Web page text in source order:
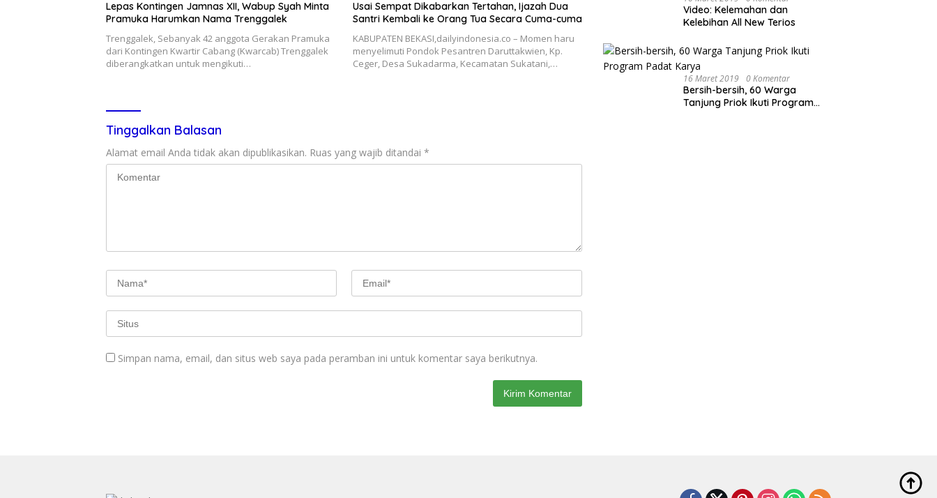
Lepas Kontingen Jamnas XII, Wabup Syah Minta
Pramuka Harumkan Nama Trenggalek
Trenggalek, Sebanyak 42 anggota Gerakan Pramuka
dari Kontingen Kwartir Cabang (Kwarcab) Trenggalek
diberangkatkan untuk mengikuti…
Usai Sempat Dikabarkan Tertahan, Ijazah Dua
Santri Kembali ke Orang Tua Secara Cuma-cuma
KABUPATEN BEKASI,dailyindonesia.co – Momen haru
menyelimuti Pondok Pesantren Daruttakwien, Kp.
Ceger, Desa Sukadarma, Kecamatan Sukatani,…
Tinggalkan Balasan
Alamat email Anda tidak akan dipublikasikan. Ruas yang wajib ditandai *
Simpan nama, email, dan situs web saya pada peramban ini untuk komentar saya berikutnya.
Video: Kelemahan dan
Kelebihan All New Terios
16 Maret 2019 0 Komentar
Bersih-bersih, 60 Warga
Tanjung Priok Ikuti Program